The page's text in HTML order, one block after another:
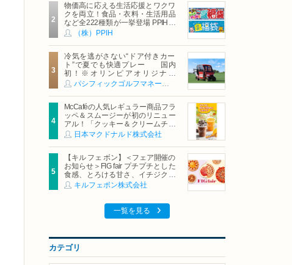
物価高に応える生活応援とワクワ
クを両立！食品・衣料・生活用品
など全222種類が一挙登場 PPIHグ
ループ「夏福袋」＆セール 8月6日
(木)より順次スタート
（株）PPIH
冷気を逃がさない“ドア付きカー
ト”で夏でも快適プレー 国内
初！※オリンピアオリジナル
「AirCon Cart（エアコンカー
ト）」導入 | ＰＧＭ
McCaféの人気レギュラー商品フラ
ッペ＆スムージーが初のリニュー
アル！「クッキー＆クリームチョ
コフラッペ」「マンゴースムージ
ー」8月5日（水）から販売開始
日本マクドナルド株式会社
【キル フェ ボン】＜フェア開催の
お知らせ＞FIG fair プチプチとした
食感、とろける甘さ、イチジクの
魅力をたっぷりと。新作を含め、
イチジク尽くしの全4種が登場8月
キルフェボン株式会社
一覧を見る
カテゴリ